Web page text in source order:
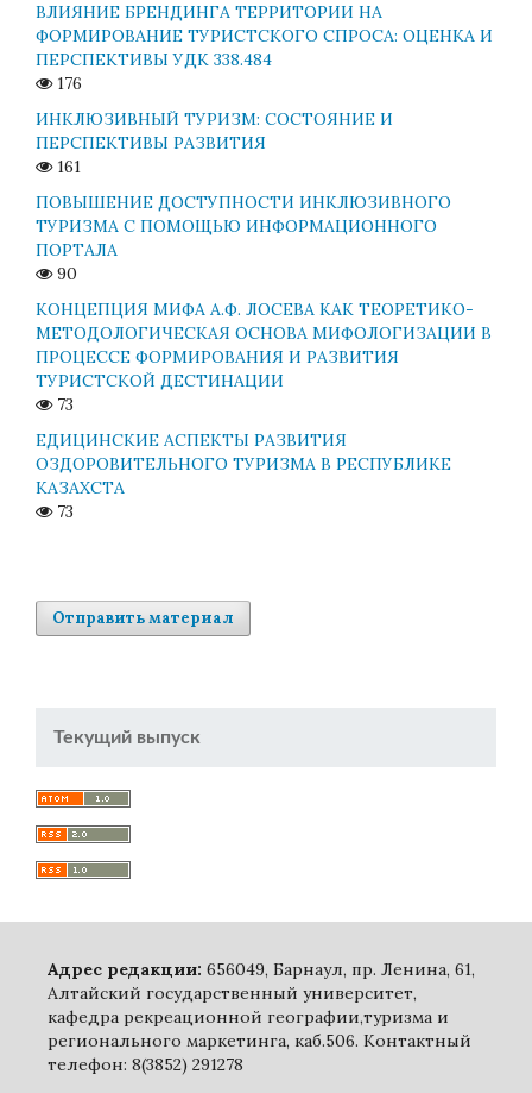
ВЛИЯНИЕ БРЕНДИНГА ТЕРРИТОРИИ НА
ФОРМИРОВАНИЕ ТУРИСТСКОГО СПРОСА: ОЦЕНКА И
ПЕРСПЕКТИВЫ УДК 338.484
176
ИНКЛЮЗИВНЫЙ ТУРИЗМ: СОСТОЯНИЕ И
ПЕРСПЕКТИВЫ РАЗВИТИЯ
161
ПОВЫШЕНИЕ ДОСТУПНОСТИ ИНКЛЮЗИВНОГО
ТУРИЗМА С ПОМОЩЬЮ ИНФОРМАЦИОННОГО
ПОРТАЛА
90
КОНЦЕПЦИЯ МИФА А.Ф. ЛОСЕВА КАК ТЕОРЕТИКО-
МЕТОДОЛОГИЧЕСКАЯ ОСНОВА МИФОЛОГИЗАЦИИ В
ПРОЦЕССЕ ФОРМИРОВАНИЯ И РАЗВИТИЯ
ТУРИСТСКОЙ ДЕСТИНАЦИИ
73
ЕДИЦИНСКИЕ АСПЕКТЫ РАЗВИТИЯ
ОЗДОРОВИТЕЛЬНОГО ТУРИЗМА В РЕСПУБЛИКЕ
КАЗАХСТА
73
Отправить материал
Текущий выпуск
Адрес редакции: 656049, Барнаул, пр. Ленина, 61,
Алтайский государственный университет,
кафедра рекреационной географии,туризма и
регионального маркетинга, каб.506. Контактный
телефон: 8(3852) 291278